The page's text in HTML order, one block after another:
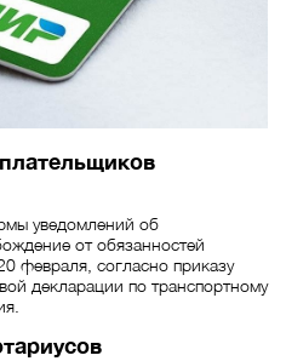
уведомлений об
от обязанностей
февраля, согласно приказу
декларации по транспортному